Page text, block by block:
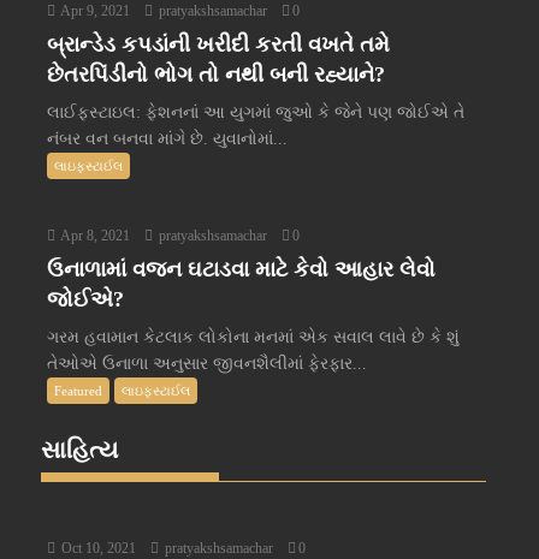
Apr 9, 2021 pratyakshsamachar 0
બ્રાન્ડેડ કપડાંની ખરીદી કરતી વખતે તમે
છેતરપિંડીનો ભોગ તો નથી બની રહ્યાને?
લાઈફસ્ટાઇલ: ફેશનનાં આ યુગમાં જુઓ કે જેને પણ જોઈએ તે
નંબર વન બનવા માંગે છે. યુવાનોમાં...
લાઇફસ્ટાઈલ
Apr 8, 2021 pratyakshsamachar 0
ઉનાળામાં વજન ઘટાડવા માટે કેવો આહાર લેવો
જોઈએ?
ગરમ હવામાન કેટલાક લોકોના મનમાં એક સવાલ લાવે છે કે શું
તેઓએ ઉનાળા અનુસાર જીવનશૈલીમાં ફેરફાર...
Featured લાઇફસ્ટાઈલ
સાહિત્ય
Oct 10, 2021 pratyakshsamachar 0